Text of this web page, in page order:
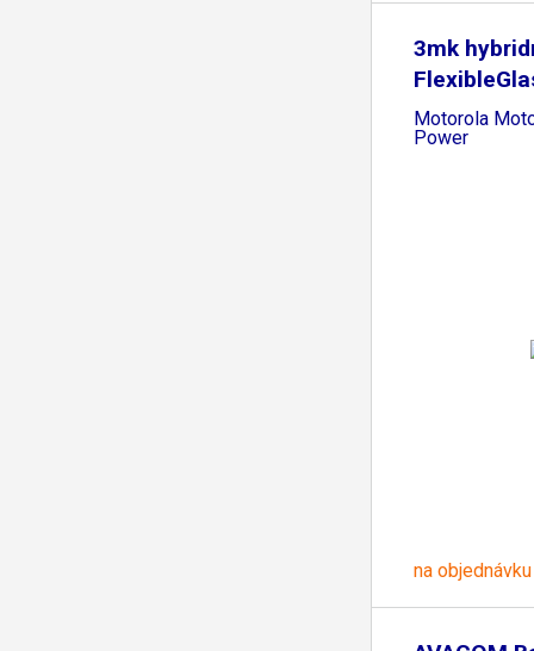
3mk
Motorola
Power
na objednávku